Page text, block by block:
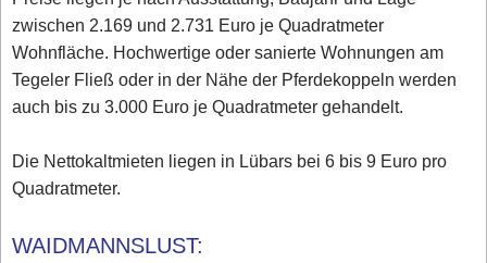
zwischen 2.169 und 2.731 Euro je Quadratmeter
Wohnfläche. Hochwertige oder sanierte Wohnungen am
Tegeler Fließ oder in der Nähe der Pferdekoppeln werden
auch bis zu 3.000 Euro je Quadratmeter gehandelt.
Die Nettokaltmieten liegen in Lübars bei 6 bis 9 Euro pro
Quadratmeter.
WAIDMANNSLUST: